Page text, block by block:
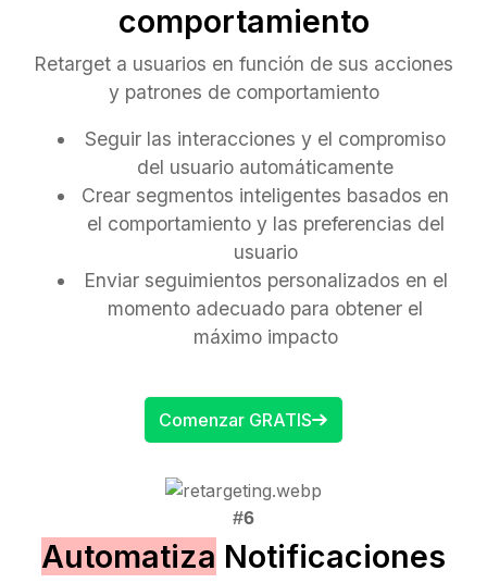
comportamiento
Retarget a usuarios en función de sus acciones
y patrones de comportamiento
Seguir las interacciones y el compromiso
del usuario automáticamente
Crear segmentos inteligentes basados en
el comportamiento y las preferencias del
usuario
Enviar seguimientos personalizados en el
momento adecuado para obtener el
máximo impacto
Comenzar GRATIS
Automatiza Notificaciones